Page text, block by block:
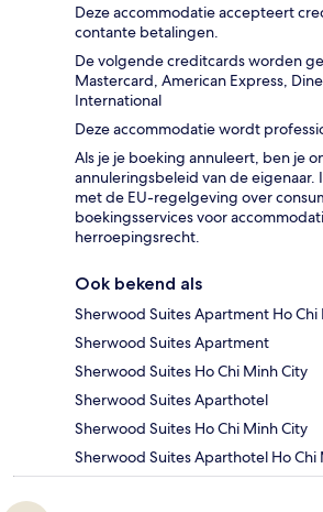
Deze accommodatie accepteert
contante betalingen.
De volgende creditcards worden
Mastercard, American Express,
International
Deze accommodatie wordt
Als je je boeking annuleert, ben je
annuleringsbeleid van de eigenaar.
met de EU-regelgeving over
boekingsservices voor
herroepingsrecht.
Ook bekend als
Sherwood Suites Apartment Ho Chi
Sherwood Suites Apartment
Sherwood Suites Ho Chi Minh City
Sherwood Suites Aparthotel
Sherwood Suites Ho Chi Minh City
Sherwood Suites Aparthotel Ho Chi